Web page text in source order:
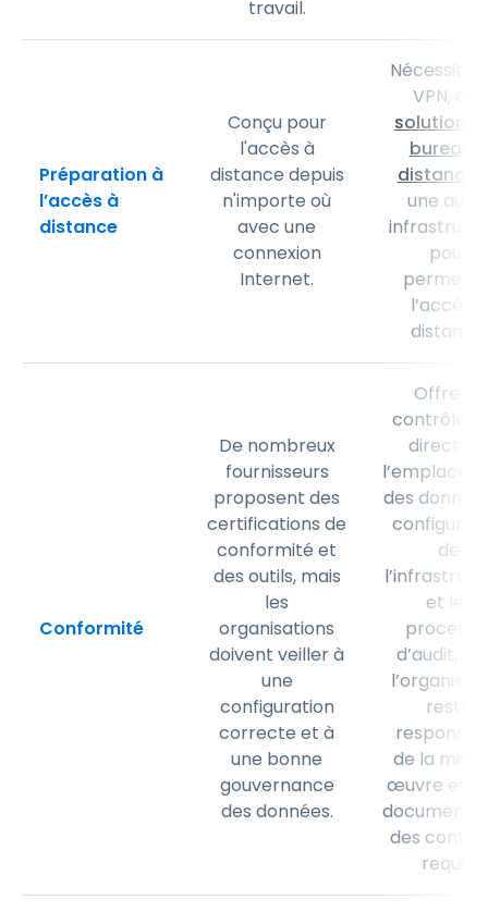
travail.
Préparation à
l’accès à
distance
Conçu pour
l'accès à
distance depuis
n'importe où
avec une
connexion
Internet.
Nécessite
VPN, des
solutions
bureau à
distance
une
pour
l’accès à
distance.
Conformité
De nombreux
fournisseurs
proposent des
certifications de
conformité et
des outils, mais
les
organisations
doivent veiller à
une
configuration
correcte et à
une bonne
gouvernance
des données.
Offre un
contrôle
direct
des
de
et les
d’audit,
reste
de la mise
œuvre et
des
requis.